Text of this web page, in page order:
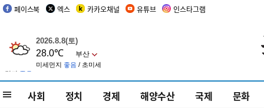
페이스북 엑스 카카오채널 유튜브 인스타그램
사회 정치 경제 해양수산 국제 문화